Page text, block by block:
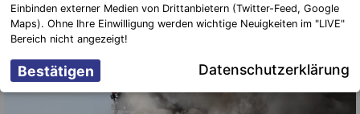
Einbinden externer Medien von Drittanbietern (Twitter-Feed, Google
Maps). Ohne Ihre Einwilligung werden wichtige Neuigkeiten im "LIVE"
Bereich nicht angezeigt!
Datenschutzerklärung